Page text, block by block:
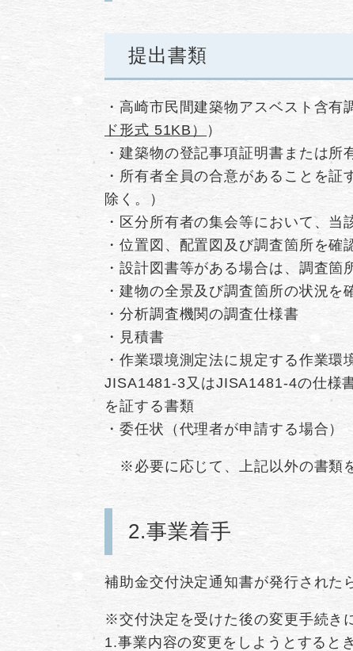
​​提出書類
・高崎市民間建築物アスベスト含
ド形式 51KB）
）
・建築物の登記事項証明書または所
・所有者全員の合意があることを
除く。）
・区分所有者の集会等において、
・位置図、配置図及び調査箇所を確
・設計図書等がある場合は、調査箇
・建物の全景及び調査箇所の状況を
・分析調査機関の調査仕様書
・見積書
・作業環境測定法に規定する作業
JISA1481-3又はJISA1481-4の仕様
を証する書類
・委任状（代理者が申請する場合）
※必要に応じて、上記以外の書類
2.事業着手
補助金交付決定通知書が発行された
※交付決定を受けた後の変更手続き
1.事業内容の変更をしようとすると